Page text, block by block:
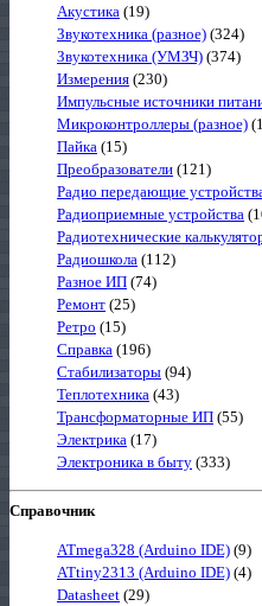
Акустика (19)
Звукотехника (разное) (324)
Звукотехника (УМЗЧ) (374)
Измерения (230)
Импульсные источники
Микроконтроллеры (разное)
Пайка (15)
Преобразователи (121)
Радио передающие
Радиоприемные устройства
Радиотехнические
Радиошкола (112)
Разное ИП (74)
Ремонт (25)
Ретро (15)
Справка (196)
Стабилизаторы (94)
Теплотехника (43)
Трансформаторные ИП (55)
Электрика (17)
Электроника в быту (333)
Справочник
ATmega328 (Arduino IDE) (9)
ATtiny2313 (Arduino IDE) (4)
Datasheet (29)